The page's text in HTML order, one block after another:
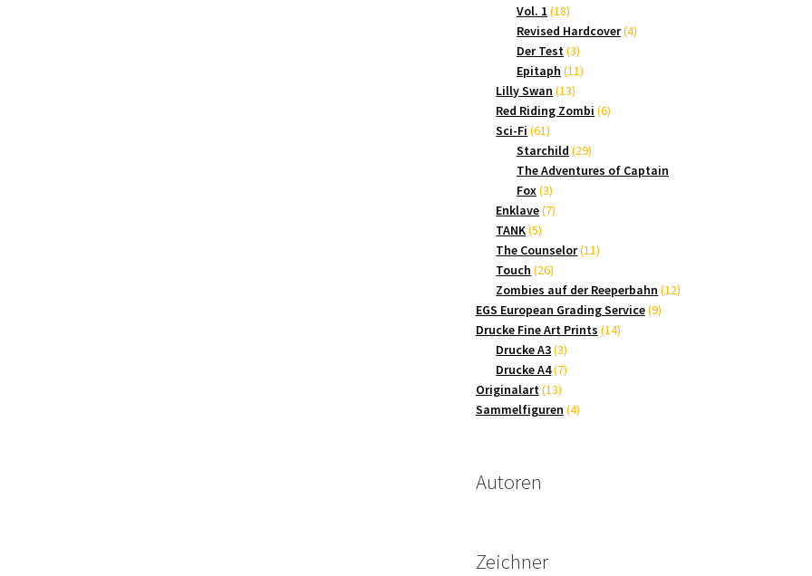
Vol. 1 1818
Produkte
Revised Hardcover 44
Der Test 33
Produkte
Epitaph 1111
Lilly Swan 1313
Produkte
Red Riding Zombi 66
Sci-Fi 6161
Produkte
Starchild 2929
Produkte
The Adventures of Captain
Fox 33
Produkte
Enklave 77
TANK 55
Produkte
The Counselor 1111
Touch 2626
Produkte
Zombies auf der Reeperbahn 1212
EGS European Grading Service 99
Drucke Fine Art Prints 1414
Drucke A3 33
Produkte
Drucke A4 77
Originalart 1313
Produkte
Sammelfiguren 44
Autoren
Zeichner